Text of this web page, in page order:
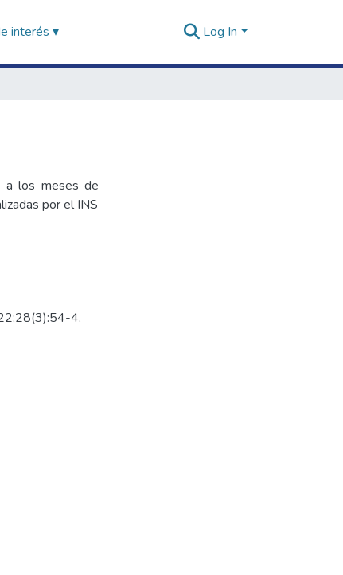
interés ▾ Log In
a los meses de
por el INS
4.